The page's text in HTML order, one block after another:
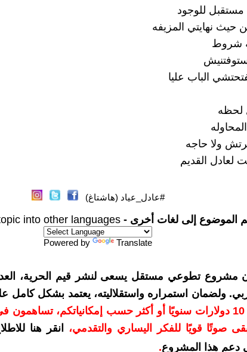
للوجود
حيث نهايتي المزيفه
شروط
الباب عليا
لحظه
ولا حاجه
لعادل القديم
#عادل_عياد (هاشتاغ)
الموضوع إلى لغات أخرى - into other languages
Powered by Translate
مشروع تطوعي مستقل يسعى لنشر قيم الحرية،
ولضمان استمراره واستقلاليته، يعتمد بشكل كامل
بدعمكم بمبلغ 10 دولارات سنويًا أو أكثر حسب إمكانياتكم،
صوتًا قويًا للفكر اليساري والتقدمي،
انقر هنا
دعم هذا المشروع.